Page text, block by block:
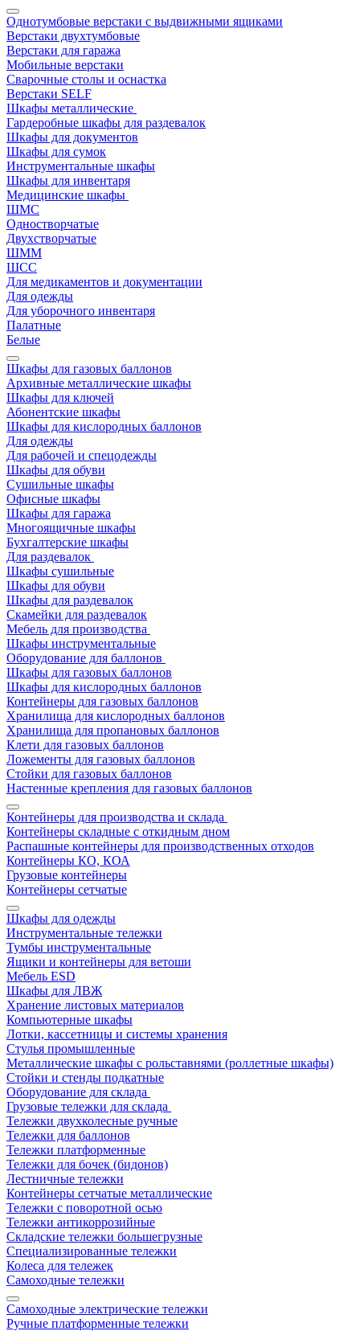
Однотумбовые верстаки с выдвижными ящиками
Верстаки двухтумбовые
Верстаки для гаража
Мобильные верстаки
Сварочные столы и оснастка
Верстаки SELF
Шкафы металлические
Гардеробные шкафы для раздевалок
Шкафы для документов
Шкафы для сумок
Инструментальные шкафы
Шкафы для инвентаря
Медицинские шкафы
ШМС
Одностворчатые
Двухстворчатые
ШММ
ШСС
Для медикаментов и документации
Для одежды
Для уборочного инвентаря
Палатные
Белые
Шкафы для газовых баллонов
Архивные металлические шкафы
Шкафы для ключей
Абонентские шкафы
Шкафы для кислородных баллонов
Для одежды
Для рабочей и спецодежды
Шкафы для обуви
Сушильные шкафы
Офисные шкафы
Шкафы для гаража
Многоящичные шкафы
Бухгалтерские шкафы
Для раздевалок
Шкафы сушильные
Шкафы для обуви
Шкафы для раздевалок
Скамейки для раздевалок
Мебель для производства
Шкафы инструментальные
Оборудование для баллонов
Шкафы для газовых баллонов
Шкафы для кислородных баллонов
Контейнеры для газовых баллонов
Хранилища для кислородных баллонов
Хранилища для пропановых баллонов
Клети для газовых баллонов
Ложементы для газовых баллонов
Стойки для газовых баллонов
Настенные крепления для газовых баллонов
Контейнеры для производства и склада
Контейнеры складные с откидным дном
Распашные контейнеры для производственных отходов
Контейнеры КО, КОА
Грузовые контейнеры
Контейнеры сетчатые
Шкафы для одежды
Инструментальные тележки
Тумбы инструментальные
Ящики и контейнеры для ветоши
Мебель ESD
Шкафы для ЛВЖ
Хранение листовых материалов
Компьютерные шкафы
Лотки, кассетницы и системы хранения
Стулья промышленные
Металлические шкафы с рольставнями (роллетные шкафы)
Стойки и стенды подкатные
Оборудование для склада
Грузовые тележки для склада
Тележки двухколесные ручные
Тележки для баллонов
Тележки платформенные
Тележки для бочек (бидонов)
Лестничные тележки
Контейнеры сетчатые металлические
Тележки с поворотной осью
Тележки антикоррозийные
Складские тележки большегрузные
Специализированные тележки
Колеса для тележек
Самоходные тележки
Самоходные электрические тележки
Ручные платформенные тележки